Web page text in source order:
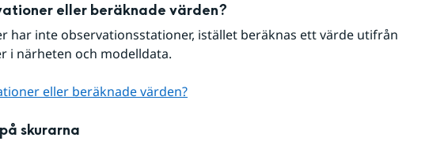
eller beräknade värden?
har inte observationsstationer, istället beräknas ett värde utifrån
i närheten och modelldata.
eller beräknade värden?
skurarna